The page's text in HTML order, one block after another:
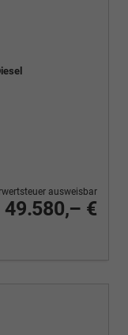
49.580,– €
ausweisbar